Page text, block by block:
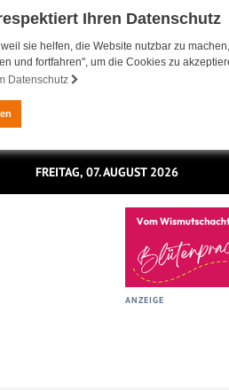
Ihren Datenschutz
sie helfen, die Website nutzbar zu
und fortfahren", um die Cookies zu
Datenschutz
FREITAG, 07. AUGUST 2026
ANZEIGE